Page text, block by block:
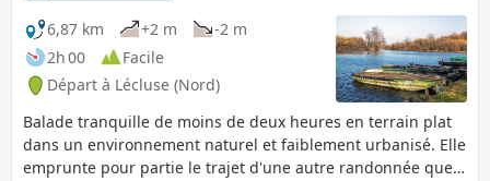
6,87 km
+2 m
-2 m
2h 00
Facile
Départ à Lécluse (Nord)
Balade tranquille de moins de deux heures en terrain plat
dans un environnement naturel et faiblement urbanisé. Elle
emprunte pour partie le trajet d'une autre randonnée que